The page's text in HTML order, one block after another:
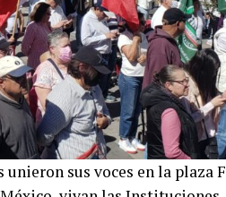
sus voces en la plaza